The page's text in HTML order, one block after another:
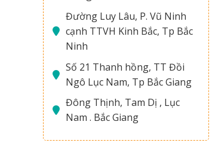
Đường Luy Lâu, P. Vũ Ninh
cạnh TTVH Kinh Bắc, Tp Bắc
Ninh
Số 21 Thanh hồng, TT Đồi
Ngô Lục Nam, Tp Bắc Giang
Đông Thịnh, Tam Dị , Lục
Nam . Bắc Giang